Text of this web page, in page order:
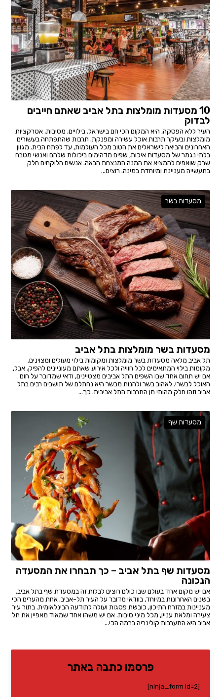
10 מסעדות מומלצות בתל אביב שאתם חייבים
לבדוק
העיר ללא הפסקה, היא המקום הכי חם בישראל. בילויים, מסיבות, אטרקציות
מומלצות ובעיקר תרבות אוכל עשירה ומפנקת. תרבות שהתפתחה בעשורים
האחרונים והביאה לישראלים את הטוב מכל העולמות, עד לפתח הבית. מגוון
בלתי נגמר של מסעדות איכות, שפים מדהימים ביכולות שלהם ואנשי מטבח
שרק שואפים להמציא את המנה המנצחת הבאה. אנשים הלוקחים חלק
בתעשייה מעניינת ומיוחדת במינה. רוצים...
מסעדות בשר
מסעדות בשר מומלצות בתל אביב
תל אביב מלאה מסעדות בשר מומלצות ומקומות בילוי מעולים ומצוינים.
מקומות בילוי המתאימים לכל חוויה ולכל אירוע שאתם מעוניינים להפיק. אבל,
אם יש תחום אחד שבו השפים התל אביבים מצטיינים, ודאי שמדובר על חום
האוכל לבשרי. לאהוב בשר ולהנות מבשר היא נחתלם של תושבים רבים בתל
אביב וזהו חלק מהותי מן התרבות התל אביבית. כך...
מסעדות שף
מסעדות שף בתל אביב – כך תבחרו את המסעדה
הנכונה
אם יש מקום אחד בעולם שבו כולם רוצים לבלות זה במסעדת שף בתל אביב.
בשנים האחרונות במיוחד, בוודאי מדובר על העיר תל-אביב. אחת מהערים הכי
מעניינות במזרח התיכון, כובשת פסגות ועולה לתודעה הבינלאומית. בתור עיר
צעירה ומלאת עניין, מכל מיני סיבות. אם יש משהו אחד שמאוד מאפיין את תל
אביב היא התערבות קולינריה ברמה הכי...
פרסמו כתבה באתר
[ninja_form id=2]